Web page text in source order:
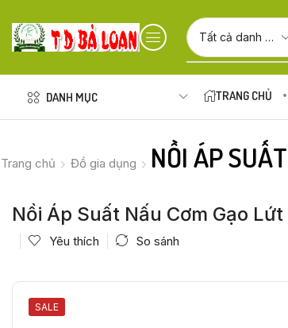
DANH MỤC TRANG CHỦ
Trang chủ Đồ gia dụng NỒI ÁP
Nồi Áp Suất Nấu Cơm Gạo
Yêu thích So sánh
SALE